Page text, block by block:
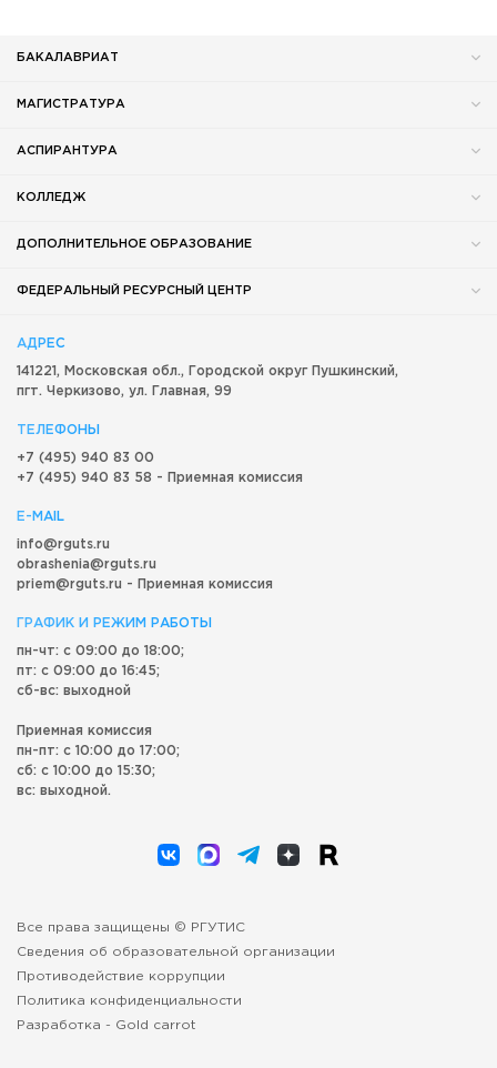
БАКАЛАВРИАТ
МАГИСТРАТУРА
АСПИРАНТУРА
КОЛЛЕДЖ
ДОПОЛНИТЕЛЬНОЕ ОБРАЗОВАНИЕ
ФЕДЕРАЛЬНЫЙ РЕСУРСНЫЙ ЦЕНТР
АДРЕС
141221, Московская обл., Городской округ Пушкинский,
пгт. Черкизово, ул. Главная, 99
ТЕЛЕФОНЫ
+7 (495) 940 83 00
+7 (495) 940 83 58 - Приемная комиссия
E-MAIL
info@rguts.ru
obrashenia@rguts.ru
priem@rguts.ru - Приемная комиссия
ГРАФИК И РЕЖИМ РАБОТЫ
пн-чт: с 09:00 до 18:00;
пт: с 09:00 до 16:45;
сб-вс: выходной
Приемная комиссия
пн-пт: с 10:00 до 17:00;
сб: с 10:00 до 15:30;
вс: выходной.
Все права защищены © РГУТИС
Сведения об образовательной организации
Противодействие коррупции
Политика конфиденциальности
Разработка - Gold carrot